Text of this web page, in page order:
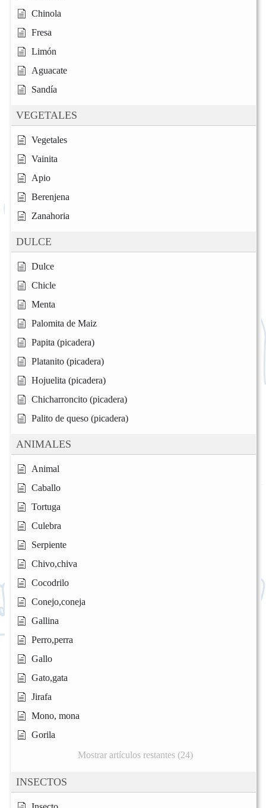
Chinola
Fresa
Limón
Aguacate
Sandía
VEGETALES
Vegetales
Vainita
Apio
Berenjena
Zanahoria
DULCE
Dulce
Chicle
Menta
Palomita de Maiz
Papita (picadera)
Platanito (picadera)
Hojuelita (picadera)
Chicharroncito (picadera)
Palito de queso (picadera)
ANIMALES
Animal
Caballo
Tortuga
Culebra
Serpiente
Chivo,chiva
Cocodrilo
Conejo,coneja
Gallina
Perro,perra
Gallo
Gato,gata
Jirafa
Mono, mona
Gorila
Mostrar artículos restantes (24)
INSECTOS